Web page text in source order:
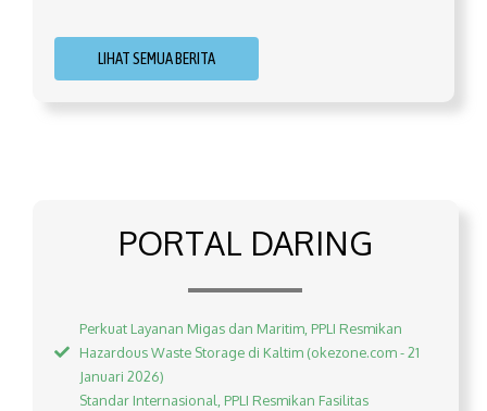
LIHAT SEMUA BERITA
PORTAL DARING
Perkuat Layanan Migas dan Maritim, PPLI Resmikan
Hazardous Waste Storage di Kaltim (okezone.com - 21
Januari 2026)
Standar Internasional, PPLI Resmikan Fasilitas